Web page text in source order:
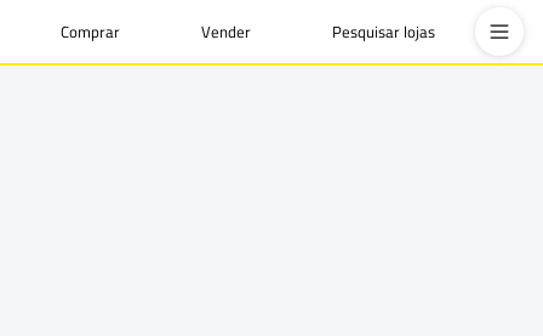
Comprar Vender Pesquisar lojas